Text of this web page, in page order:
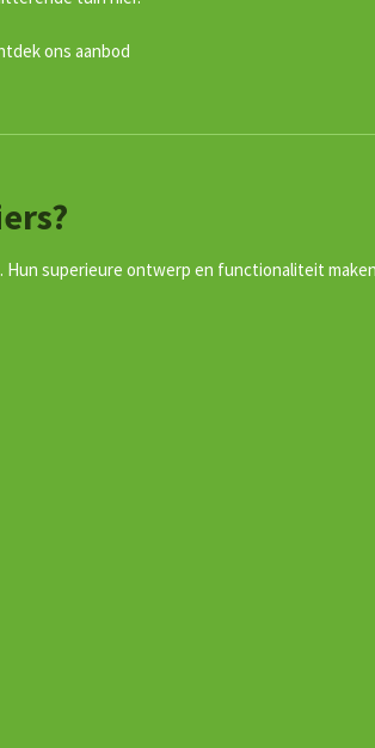
ons aanbod
superieure ontwerp en functionaliteit